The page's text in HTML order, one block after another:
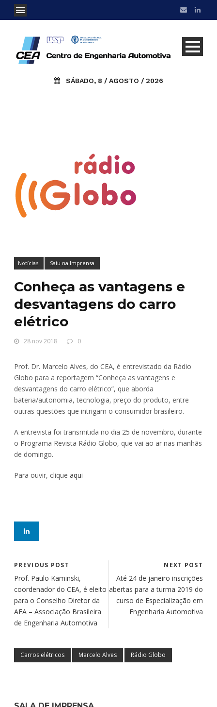
SÁBADO, 8 / AGOSTO / 2026
Notícias Saiu na Imprensa
Conheça as vantagens e
desvantagens do carro
elétrico
28 nov 2018 0
Prof. Dr. Marcelo Alves, do CEA, é entrevistado da Rádio
Globo para a reportagem “Conheça as vantagens e
desvantagens do carro elétrico”, que aborda
bateria/autonomia, tecnologia, preço do produto, entre
outras questões que intrigam o consumidor brasileiro.
A entrevista foi transmitida no dia 25 de novembro, durante
o Programa Revista Rádio Globo, que vai ao ar nas manhãs
de domingo.
Para ouvir, clique aqui
PREVIOUS POST
Prof. Paulo Kaminski,
coordenador do CEA, é eleito
para o Conselho Diretor da
AEA – Associação Brasileira
de Engenharia Automotiva
NEXT POST
Até 24 de janeiro inscrições
abertas para a turma 2019 do
curso de Especialização em
Engenharia Automotiva
Carros elétricos Marcelo Alves Rádio Globo